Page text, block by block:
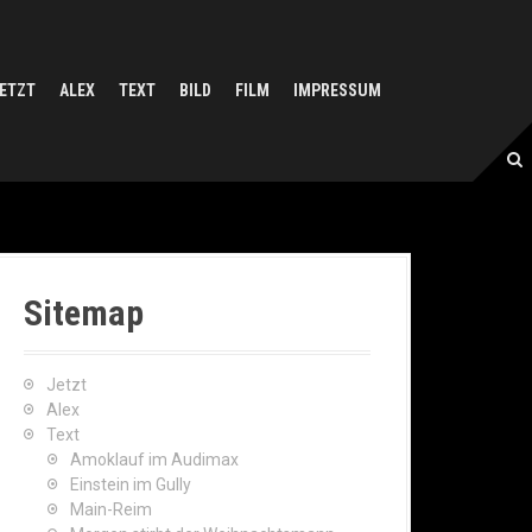
ALEX TEXT BILD FILM IMPRESSUM
Sitemap
Jetzt
Alex
Text
Amoklauf im Audimax
Einstein im Gully
Main-Reim